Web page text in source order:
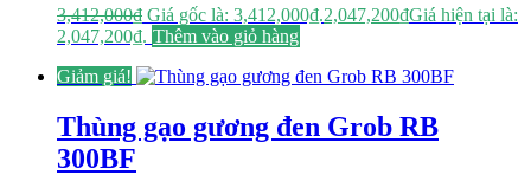
3,412,000₫ Giá gốc là: 3,412,000₫.2,047,200₫Giá hiện tại là:
2,047,200₫. Thêm vào giỏ hàng
Giảm giá!
Thùng gạo gương đen Grob RB
300BF